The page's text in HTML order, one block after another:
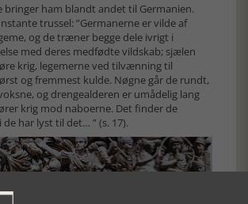
bringer ham blandt andet til Germanien.
trussel: ”Germanerne er vilde af
og de træner begge dele ivrigt i
med deres medfødte vildskab; sjælen
krig, legemerne ved tilvænning til
og fremmest kulde. Nøgne går de rundt,
og drengealderen er umådelig lang
krig mod naboerne. Det finder de
har lyst til det… ” (s. 17).